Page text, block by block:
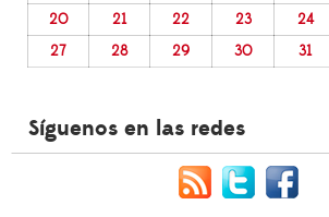
20
21 22 23 24
27
28 29 30 31
Síguenos en las redes